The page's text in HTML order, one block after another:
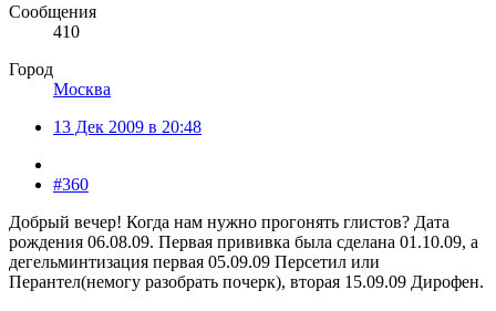
Сообщения
410
Город
Москва
13 Дек 2009 в 20:48
#360
Добрый вечер! Когда нам нужно прогонять глистов? Дата
рождения 06.08.09. Первая прививка была сделана 01.10.09, а
дегельминтизация первая 05.09.09 Персетил или
Перантел(немогу разобрать почерк), вторая 15.09.09 Дирофен.